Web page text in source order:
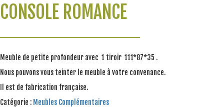
CONSOLE ROMANCE
Meuble de petite profondeur avec 1 tiroir 111*87*35 .
Nous pouvons vous teinter le meuble à votre convenance.
Il est de fabrication française.
Catégorie : Meubles Complémentaires